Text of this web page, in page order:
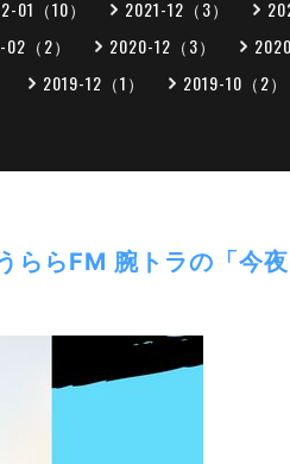
01（10） 2021-12（3）
（2） 2020-12（3）
2019-12（1） 2019-10（2）
らFM 腕トラの「今夜